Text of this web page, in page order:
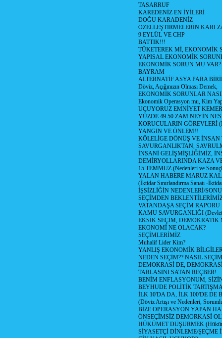
TASARRUF
KAREDENİZ EN İYİLERİ
DOĞU KARADENİZ
ÖZELLEŞTİRMELERİN KARI
9 EYLÜL VE CHP
BATTIK!!!
TÜKETEREK Mİ, EKONOMİK
YAPISAL EKONOMİK
EKONOMİK SORUN MU VAR?
BAYRAM
ALTERNATİF ASYA PARA
Döviz, Açığınızın Olması Demek,
EKONOMİK SORUNLAR
Ekonomik Operasyon mu, Kim
UÇUYORUZ EMNİYET
YÜZDE 49.50 ZAM NEYİN
KORUCULARIN GÖREVLERİ
YANGIN VE ÖNLEM!!
KÖLELİGE DÖNÜŞ VE İNSAN
SAVURGANLIKTAN,
İNSANİ GELİŞMİŞLİĞİMİZ,
DEMİRYOLLARINDA KAZA
15 TEMMUZ (Nedenleri ve
YALAN HABERE MARUZ
(İktidar Sınırlandırma Sanatı -
İŞSİZLİĞİN NEDENLERİ/
SEÇİMDEN
VATANDAŞA SEÇİM RAPORU
KAMU SAVURGANLIĞI (Devlet
EKSİK SEÇİM, DEMOKRATİK
EKONOMİ NE OLACAK?
SEÇİMLERİMİZ
Muhalif Lider Kim?
YANLIŞ EKONOMİK
NEDEN SEÇİM?? NASIL
DEMOKRASİ DE,
TARLASINI SATAN REÇBER!
BENİM ENFLASYONUM,
BEYHUDE POLİTİK
İLK 10'DA DA, İLK 100'DE DE
(Döviz Artışı ve Nedenleri,
BİZE OPERASYON YAPAN
ÖNSEÇİMSİZ DEMORKASİ
HÜKÜMET DÜŞÜRMEK
SİYASETÇİ DİNLEME/ŞEÇME